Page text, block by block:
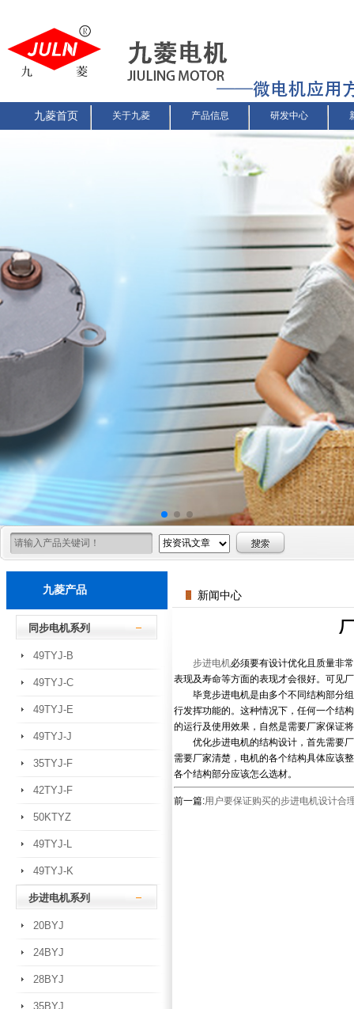
九菱首页 关于九菱 产品信息 研发中心
九菱产品
同步电机系列
49TYJ-B
49TYJ-C
49TYJ-E
49TYJ-J
35TYJ-F
42TYJ-F
50KTYZ
49TYJ-L
49TYJ-K
步进电机系列
20BYJ
24BYJ
28BYJ
35BYJ
新闻中心
步进电机必须要有设计优化且质量非
表现及寿命等方面的表现才会很好。可见
毕竟步进电机是由多个不同结构部分组
行发挥功能的。这种情况下，任何一个结
的运行及使用效果，自然是需要厂家保证
优化步进电机的结构设计，首先需要厂
需要厂家清楚，电机的各个结构具体应该
各个结构部分应该怎么选材。
前一篇:用户要保证购买的步进电机设计合